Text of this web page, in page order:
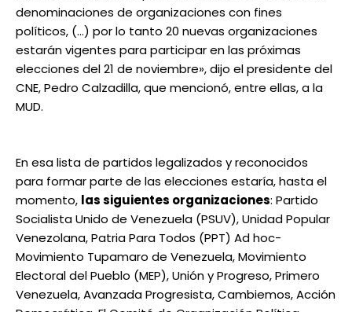
denominaciones de organizaciones con fines
políticos, (…) por lo tanto 20 nuevas organizaciones
estarán vigentes para participar en las próximas
elecciones del 21 de noviembre», dijo el presidente del
CNE, Pedro Calzadilla, que mencionó, entre ellas, a la
MUD.
En esa lista de partidos legalizados y reconocidos
para formar parte de las elecciones estaría, hasta el
momento, las siguientes organizaciones: Partido
Socialista Unido de Venezuela (PSUV), Unidad Popular
Venezolana, Patria Para Todos (PPT) Ad hoc-
Movimiento Tupamaro de Venezuela, Movimiento
Electoral del Pueblo (MEP), Unión y Progreso, Primero
Venezuela, Avanzada Progresista, Cambiemos, Acción